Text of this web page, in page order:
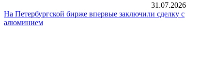
31.07.2026
На Петербургской бирже впервые заключили сделку с
алюминием